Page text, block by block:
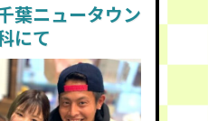
葉ニュータウン
にて